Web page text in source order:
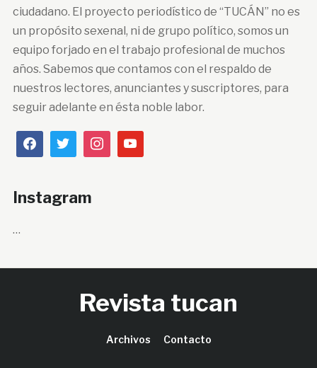
ciudadano. El proyecto periodístico de “TUCÁN” no es
un propósito sexenal, ni de grupo político, somos un
equipo forjado en el trabajo profesional de muchos
años. Sabemos que contamos con el respaldo de
nuestros lectores, anunciantes y suscriptores, para
seguir adelante en ésta noble labor.
Instagram
…
Revista tucan
Archivos Contacto